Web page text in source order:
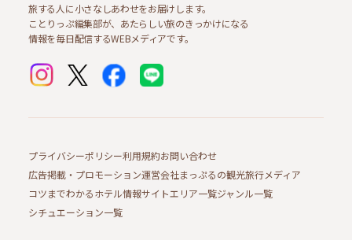
旅する人に小さなしあわせをお届けします。
ことりっぷ編集部が、あたらしい旅のきっかけになる
情報を毎日配信するWEBメディアです。
プライバシーポリシー利用規約お問い合わせ
広告掲載・プロモーション運営会社まっぷるの観光旅行メディア
コツまでわかるホテル情報サイトエリア一覧ジャンル一覧
シチュエーション一覧